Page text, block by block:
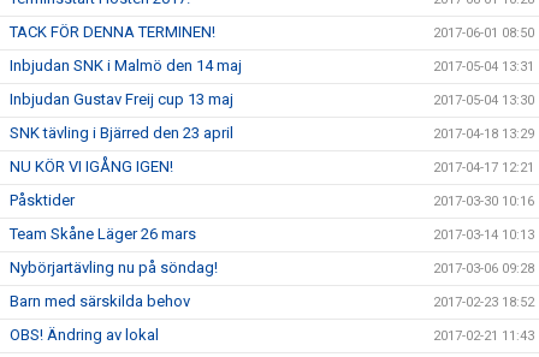
TACK FÖR DENNA TERMINEN! 2017-06-01 08:50
Inbjudan SNK i Malmö den 14 maj 2017-05-04 13:31
Inbjudan Gustav Freij cup 13 maj 2017-05-04 13:30
SNK tävling i Bjärred den 23 april 2017-04-18 13:29
NU KÖR VI IGÅNG IGEN! 2017-04-17 12:21
Påsktider 2017-03-30 10:16
Team Skåne Läger 26 mars 2017-03-14 10:13
Nybörjartävling nu på söndag! 2017-03-06 09:28
Barn med särskilda behov 2017-02-23 18:52
OBS! Ändring av lokal 2017-02-21 11:43